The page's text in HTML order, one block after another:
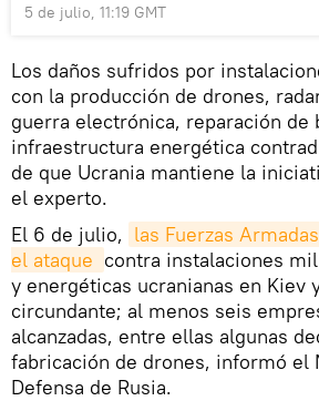
5 de julio, 11:19 GMT
Los daños sufridos por
con la producción de drones,
guerra electrónica, reparación de
infraestructura energética
de que Ucrania mantiene la
el experto.
El 6 de julio, las Fuerzas
el ataque contra instalaciones
y energéticas ucranianas en Kiev
circundante; al menos seis
alcanzadas, entre ellas algunas
fabricación de drones, informó el
Defensa de Rusia.